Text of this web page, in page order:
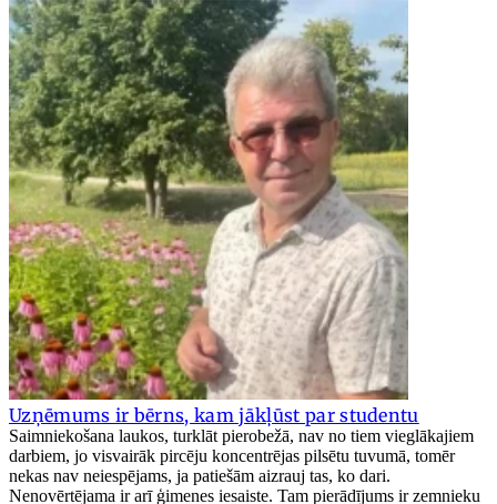
Uzņēmums ir bērns, kam jākļūst par studentu
Saimniekošana laukos, turklāt pierobežā, nav no tiem vieglākajiem
darbiem, jo visvairāk pircēju koncentrējas pilsētu tuvumā, tomēr
nekas nav neiespējams, ja patiešām aizrauj tas, ko dari.
Nenovērtējama ir arī ģimenes iesaiste. Tam pierādījums ir zemnieku